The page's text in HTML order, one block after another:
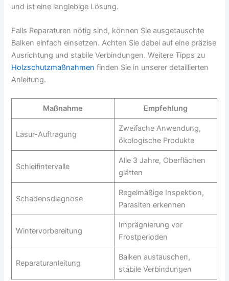
und ist eine langlebige Lösung.
Falls Reparaturen nötig sind, können Sie ausgetauschte
Balken einfach einsetzen. Achten Sie dabei auf eine präzise
Ausrichtung und stabile Verbindungen. Weitere Tipps zu
Holzschutzmaßnahmen finden Sie in unserer detaillierten
Anleitung.
Maßnahme Empfehlung
Lasur-Auftragung
Zweifache Anwendung,
ökologische Produkte
Schleifintervalle
Alle 3 Jahre, Oberflächen
glätten
Schadensdiagnose
Regelmäßige Inspektion,
Parasiten erkennen
Wintervorbereitung
Imprägnierung vor
Frostperioden
Reparaturanleitung
Balken austauschen,
stabile Verbindungen